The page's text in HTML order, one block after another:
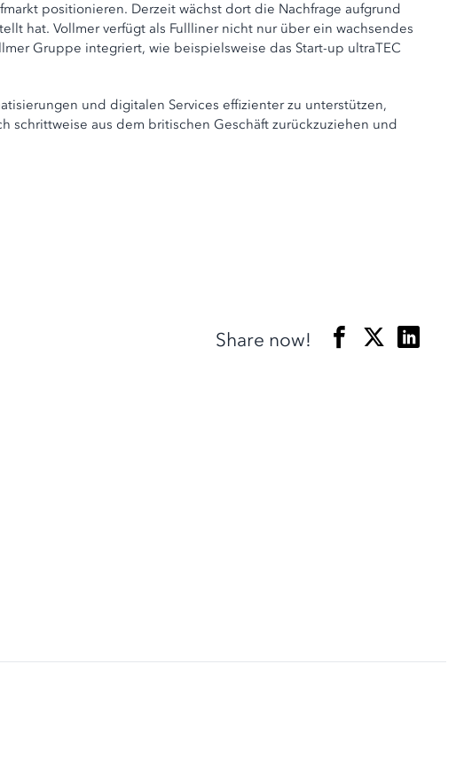
positionieren. Derzeit wächst dort die Nachfrage aufgrund
hat. Vollmer verfügt als Fullliner nicht nur über ein wachsendes
Gruppe integriert, wie beispielsweise das Start-up ultraTEC
und digitalen Services effizienter zu unterstützen,
schrittweise aus dem britischen Geschäft zurückzuziehen und
Share now!